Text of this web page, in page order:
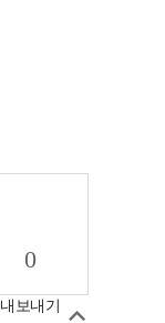
0
내보내기